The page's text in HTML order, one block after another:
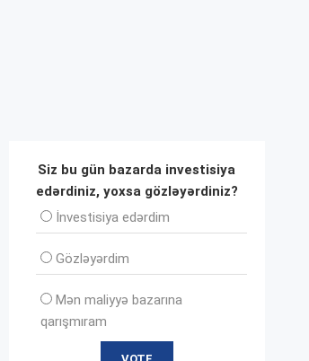
Siz bu gün bazarda investisiya
edərdiniz, yoxsa gözləyərdiniz?
İnvеstisiya edərdim
Gözləyərdim
Mən maliyyə bazarına
qarışmıram